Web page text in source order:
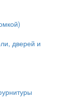
дверей и